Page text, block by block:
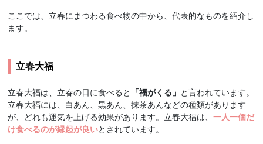
ここでは、立春にまつわる食べ物の中から、代表的なものを紹介し
ます。
立春大福
立春大福は、立春の日に食べると 「福がくる」 と言われています。
立春大福には、白あん、黒あん、抹茶あんなどの種類があります
が、どれも運気を上げる効果があります。立春大福は、一人一個だ
け食べるのが縁起が良いとされています。